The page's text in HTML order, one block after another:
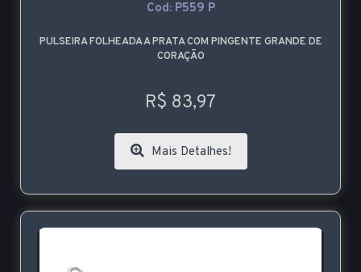
Cod: P559 P
PULSEIRA FOLHEADA A PRATA COM PINGENTE GRANDE DE
CORAÇÃO
R$ 83,97
Mais Detalhes!